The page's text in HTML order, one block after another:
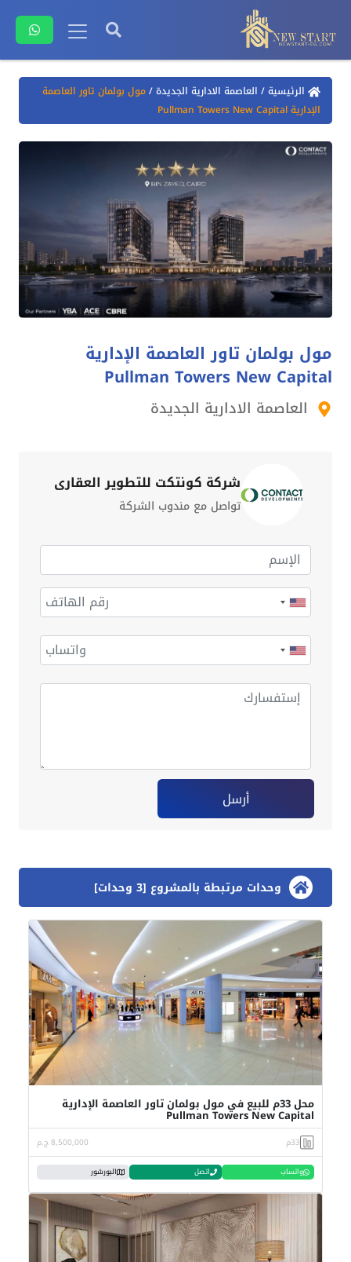
الرئيسية/ العاصمة الادارية الجديدة/مول بولمان تاور العاصمة
الإدارية Pullman Towers New Capital
مول بولمان تاور العاصمة الإدارية
Pullman Towers New Capital
العاصمة الادارية الجديدة
شركة كونتكت للتطوير العقاري
تواصل مع مندوب الشركة
أرسل
وحدات مرتبطة بالمشروع [3 وحدات]
محل 33م للبيع في مول بولمان تاور العاصمة الإدارية
Pullman Towers New Capital
33م 8,500,000 ج.م
واتساب اتصل البورشور